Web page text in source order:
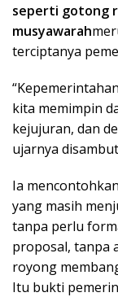
seperti gotong
musyawarah
terciptanya
kita memimpin
kejujuran, dan
ujarnya
Ia
yang masih
tanpa perlu
proposal, tanpa
royong
Itu bukti